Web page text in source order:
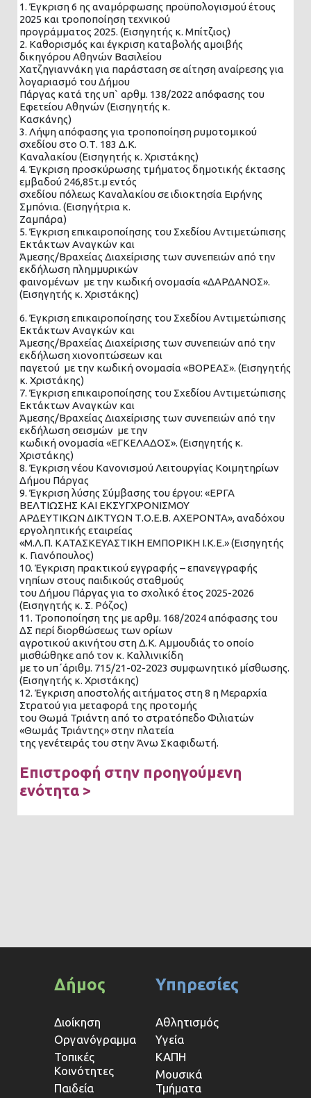
1. Έγκριση 6 ης αναμόρφωσης προϋπολογισμού έτους
2025 και τροποποίηση τεχνικού
προγράμματος 2025. (Εισηγητής κ. Μπίτζιος)
2. Καθορισμός και έγκριση καταβολής αμοιβής
δικηγόρου Αθηνών Βασιλείου
Χατζηγιαννάκη για παράσταση σε αίτηση αναίρεσης για
λογαριασμό του Δήμου
Πάργας κατά της υπ` αρθμ. 138/2022 απόφασης του
Εφετείου Αθηνών (Εισηγητής κ.
Κασκάνης)
3. Λήψη απόφασης για τροποποίηση ρυμοτομικού
σχεδίου στο Ο.Τ. 183 Δ.Κ.
Καναλακίου (Εισηγητής κ. Χριστάκης)
4. Έγκριση προσκύρωσης τμήματος δημοτικής έκτασης
εμβαδού 246,85τ.μ εντός
σχεδίου πόλεως Καναλακίου σε ιδιοκτησία Ειρήνης
Σμπόνια. (Εισηγήτρια κ.
Ζαμπάρα)
5. Έγκριση επικαιροποίησης του Σχεδίου Αντιμετώπισης
Εκτάκτων Αναγκών και
Άμεσης/Βραχείας Διαχείρισης των συνεπειών από την
εκδήλωση πλημμυρικών
φαινομένων με την κωδική ονομασία «ΔΑΡΔΑΝΟΣ».
(Εισηγητής κ. Χριστάκης)
6. Έγκριση επικαιροποίησης του Σχεδίου Αντιμετώπισης
Εκτάκτων Αναγκών και
Άμεσης/Βραχείας Διαχείρισης των συνεπειών από την
εκδήλωση χιονοπτώσεων και
παγετού με την κωδική ονομασία «ΒΟΡΕΑΣ». (Εισηγητής
κ. Χριστάκης)
7. Έγκριση επικαιροποίησης του Σχεδίου Αντιμετώπισης
Εκτάκτων Αναγκών και
Άμεσης/Βραχείας Διαχείρισης των συνεπειών από την
εκδήλωση σεισμών με την
κωδική ονομασία «ΕΓΚΕΛΑΔΟΣ». (Εισηγητής κ.
Χριστάκης)
8. Έγκριση νέου Κανονισμού Λειτουργίας Κοιμητηρίων
Δήμου Πάργας
9. Έγκριση λύσης Σύμβασης του έργου: «ΕΡΓΑ
ΒΕΛΤΙΩΣΗΣ ΚΑΙ ΕΚΣΥΓΧΡΟΝΙΣΜΟΥ
ΑΡΔΕΥΤΙΚΩΝ ΔΙΚΤΥΩΝ Τ.Ο.Ε.Β. ΑΧΕΡΟΝΤΑ», αναδόχου
εργοληπτικής εταιρείας
«Μ.Λ.Π. ΚΑΤΑΣΚΕΥΑΣΤΙΚΗ ΕΜΠΟΡΙΚΗ Ι.Κ.Ε.» (Εισηγητής
κ. Γιανόπουλος)
10. Έγκριση πρακτικού εγγραφής – επανεγγραφής
νηπίων στους παιδικούς σταθμούς
του Δήμου Πάργας για το σχολικό έτος 2025-2026
(Εισηγητής κ. Σ. Ρόζος)
11. Τροποποίηση της με αρθμ. 168/2024 απόφασης του
ΔΣ περί διορθώσεως των ορίων
αγροτικού ακινήτου στη Δ.Κ. Αμμουδιάς το οποίο
μισθώθηκε από τον κ. Καλλινικίδη
με το υπ΄άριθμ. 715/21-02-2023 συμφωνητικό μίσθωσης.
(Εισηγητής κ. Χριστάκης)
12. Έγκριση αποστολής αιτήματος στη 8 η Μεραρχία
Στρατού για μεταφορά της προτομής
του Θωμά Τριάντη από το στρατόπεδο Φιλιατών
«Θωμάς Τριάντης» στην πλατεία
της γενέτειράς του στην Άνω Σκαφιδωτή.
Επιστροφή στην προηγούμενη
ενότητα >
Δήμος
Διοίκηση
Οργανόγραμμα
Τοπικές
Κοινότητες
Παιδεία
Υπηρεσίες
Αθλητισμός
Υγεία
ΚΑΠΗ
Μουσικά
Τμήματα